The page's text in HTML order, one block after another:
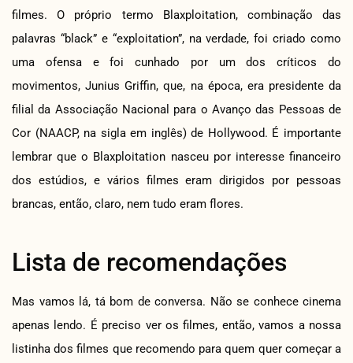
filmes. O próprio termo Blaxploitation, combinação das
palavras “black” e “exploitation”, na verdade, foi criado como
uma ofensa e foi cunhado por um dos críticos do
movimentos, Junius Griffin, que, na época, era presidente da
filial da Associação Nacional para o Avanço das Pessoas de
Cor (NAACP, na sigla em inglês) de Hollywood. É importante
lembrar que o Blaxploitation nasceu por interesse financeiro
dos estúdios, e vários filmes eram dirigidos por pessoas
brancas, então, claro, nem tudo eram flores.
Lista de recomendações
Mas vamos lá, tá bom de conversa. Não se conhece cinema
apenas lendo. É preciso ver os filmes, então, vamos a nossa
listinha dos filmes que recomendo para quem quer começar a